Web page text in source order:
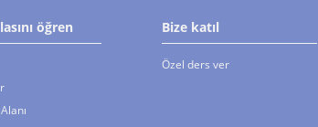
öğren Bize katıl
Özel ders ver